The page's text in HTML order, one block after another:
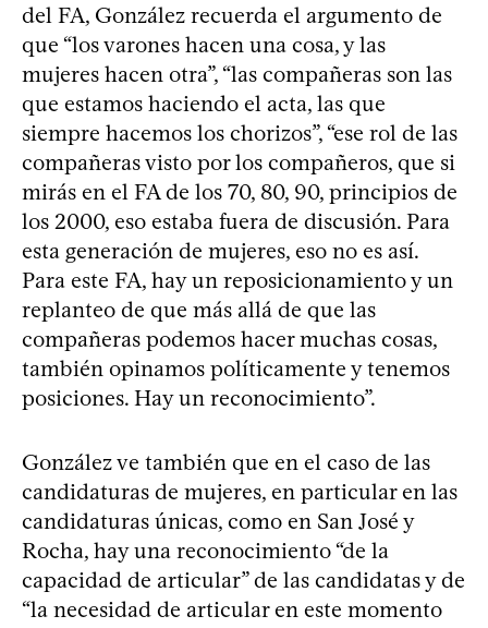
del FA, González recuerda el argumento de
que “los varones hacen una cosa, y las
mujeres hacen otra”, “las compañeras son las
que estamos haciendo el acta, las que
siempre hacemos los chorizos”, “ese rol de las
compañeras visto por los compañeros, que si
mirás en el FA de los 70, 80, 90, principios de
los 2000, eso estaba fuera de discusión. Para
esta generación de mujeres, eso no es así.
Para este FA, hay un reposicionamiento y un
replanteo de que más allá de que las
compañeras podemos hacer muchas cosas,
también opinamos políticamente y tenemos
posiciones. Hay un reconocimiento”.
González ve también que en el caso de las
candidaturas de mujeres, en particular en las
candidaturas únicas, como en San José y
Rocha, hay una reconocimiento “de la
capacidad de articular” de las candidatas y de
“la necesidad de articular en este momento